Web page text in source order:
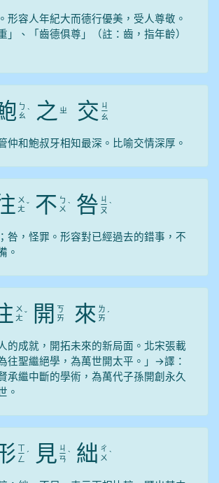
形容人年紀大而德行優美，受人尊敬。
」、「齒德俱尊」（註：齒，指年齡）
ㄅ
ㄠ ˋ 之 ㄓ 交 ㄐ
ㄧ
ㄠ
仲和鮑叔牙相知最深。比喻交情深厚。
ㄨ
ㄤ ˇ 不 ㄅ
ㄨ ˋ 咎 ㄐ
ㄧ
ㄡ
ˋ
咎，怪罪。形容對已經過去的錯事，不
。
ㄨ
ㄤ ˇ 開
ㄎ
ㄞ
來 ㄌ
ㄞ ˊ
的成就，開拓未來的新局面。北宋張載
往聖繼絕學，為萬世開太平。」→譯：
承繼中斷的學術，為萬代子孫開創永久
。
ㄒ
ㄧ
ㄥ
ˊ 見 ㄐ
ㄧ
ㄢ
ˋ 絀 ㄔ
ㄨ ˋ